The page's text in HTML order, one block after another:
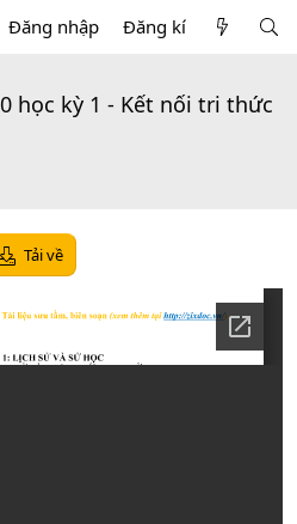
Đăng nhập Đăng kí
học kỳ 1 - Kết nối tri thức
Tải về